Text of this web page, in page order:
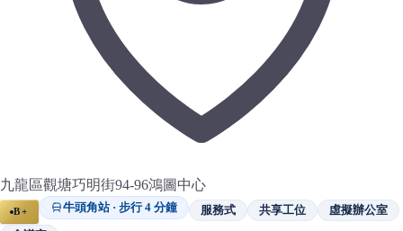
九龍區觀塘巧明街94-96鴻圖中心
B+ 牛頭角站 · 步行 4 分鐘 服務式 共享工位 虛擬辦公室